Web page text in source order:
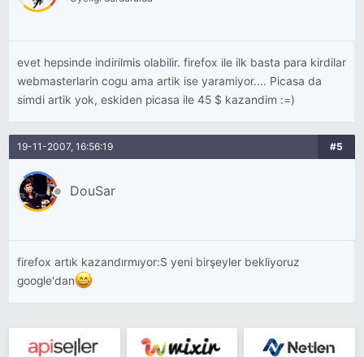
evet hepsinde indirilmis olabilir. firefox ile ilk basta para kirdilar
webmasterlarin cogu ama artik ise yaramiyor.... Picasa da
simdi artik yok, eskiden picasa ile 45 $ kazandim :=)
19-11-2007, 16:56:19 #5
DouSar
firefox artık kazandırmıyor:S yeni birşeyler bekliyoruz
google'dan